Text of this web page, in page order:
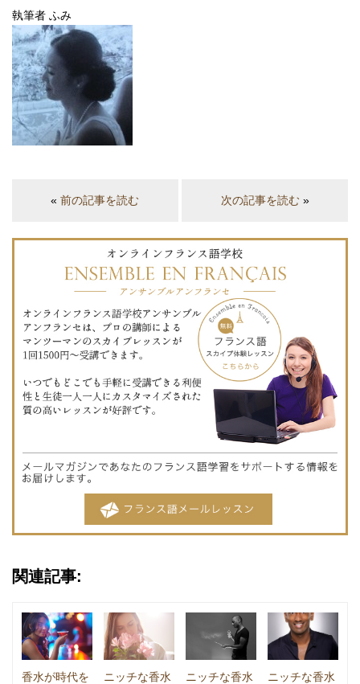
執筆者 ふみ
«前の記事を読む 次の記事を読む»
関連記事:
香水が時代を
ニッチな香水
ニッチな香水
ニッチな香水